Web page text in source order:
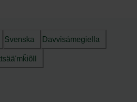
Svenska Davvisámegiella